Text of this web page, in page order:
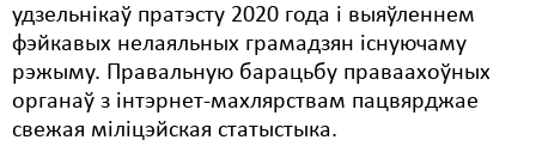
удзельнікаў пратэсту 2020 года і выяўленнем
фэйкавых нелаяльных грамадзян існуючаму
рэжыму. Правальную барацьбу праваахоўных
органаў з інтэрнет-махлярствам пацвярджае
свежая міліцэйская статыстыка.
Правы дзіцяці
Пэнітэнцыярная сыстэма
Распальваньне варожасьці